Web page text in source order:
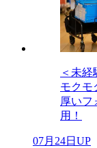
＜未
モクモ
厚いフ
用！
07月24日UP